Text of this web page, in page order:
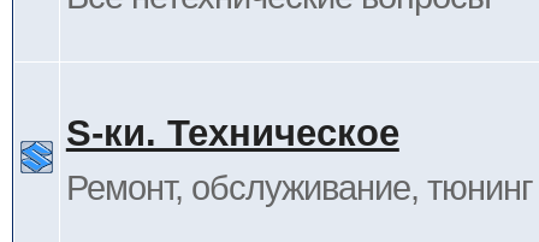
S-ки. Техническое
Ремонт, обслуживание, тюнинг